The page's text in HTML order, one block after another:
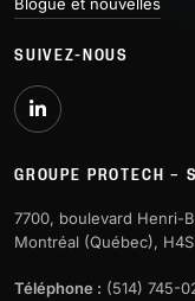
Blogue et nouvelles
SUIVEZ-NOUS
GROUPE PROTECH –
7700, boulevard Henri-
Montréal (Québec), H4S
Téléphone : (514) 745-